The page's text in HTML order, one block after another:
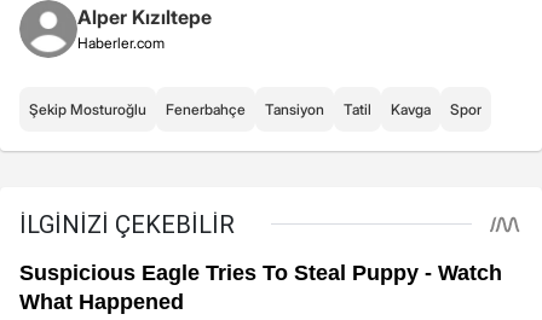
Alper Kızıltepe
Haberler.com
Şekip Mosturoğlu Fenerbahçe Tansiyon Tatil Kavga Spor